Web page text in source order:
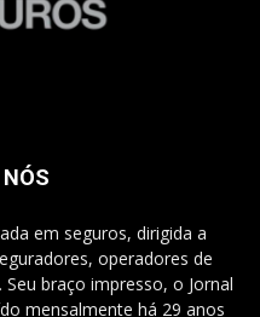
NÓS
em seguros, dirigida a
operadores de
braço impresso, o Jornal
mensalmente há 29 anos